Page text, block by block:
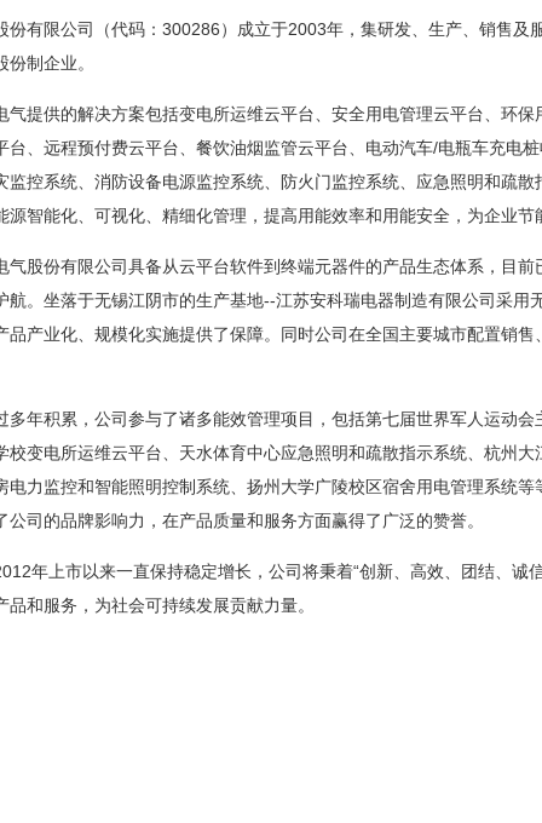
份有限公司（代码：300286）成立于2003年，集研发、生产、销售
制企业。
供的解决方案包括变电所运维云平台、安全用电管理云平台、环保
台、远程预付费云平台、餐饮油烟监管云平台、电动汽车/电瓶车充电
监控系统、消防设备电源监控系统、防火门监控系统、应急照明和疏
源智能化、可视化、精细化管理，提高用能效率和用能安全，为企业
份有限公司具备从云平台软件到终端元器件的产品生态体系，目前
航。坐落于无锡江阴市的生产基地--江苏安科瑞电器制造有限公司采
品产业化 、规模化实施提供了保障。同时公司在全国主要城市配置销
，公司参与了诸多能效管理项目，包括第七届世界军人运动会主
校变电所运维云平台、天水体育中心应急照明和疏散指示系统、杭州
电力监控和智能照明控制系统、扬州大学广陵校区宿舍用电管理系统
公司的品牌影响力，在产品质量和服务方面赢得了广泛的赞誉。
上市以来一直保持稳定增长，公司将秉着“创新、高效、团结、诚
品和服务，为社会可持续发展贡献力量。